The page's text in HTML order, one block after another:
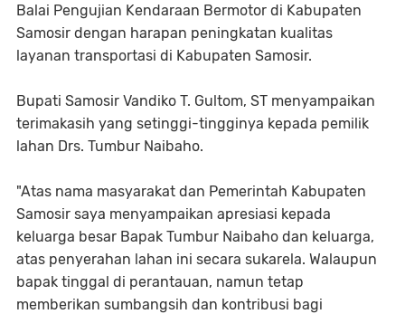
Balai Pengujian Kendaraan Bermotor di Kabupaten
Samosir dengan harapan peningkatan kualitas
layanan transportasi di Kabupaten Samosir.
Bupati Samosir Vandiko T. Gultom, ST menyampaikan
terimakasih yang setinggi-tingginya kepada pemilik
lahan Drs. Tumbur Naibaho.
"Atas nama masyarakat dan Pemerintah Kabupaten
Samosir saya menyampaikan apresiasi kepada
keluarga besar Bapak Tumbur Naibaho dan keluarga,
atas penyerahan lahan ini secara sukarela. Walaupun
bapak tinggal di perantauan, namun tetap
memberikan sumbangsih dan kontribusi bagi